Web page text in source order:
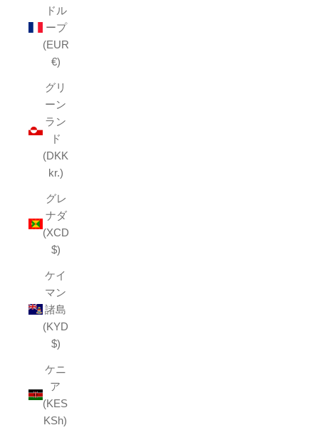
ドル
ープ
(EUR
€)
グリ
ーン
ラン
ド
(DKK
kr.)
グレ
ナダ
(XCD
$)
ケイ
マン
諸島
(KYD
$)
ケニ
ア
(KES
KSh)